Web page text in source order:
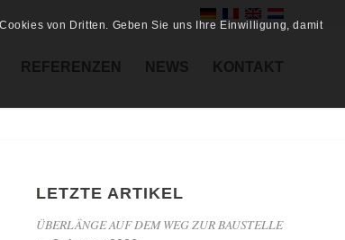
REFERENZEN NEWS KONTAKT
LETZTE ARTIKEL
ÜBERLÄNGE AUF DEM WEG ZUR BAUSTELLE
von Dritten. Geben Sie uns Ihre Einwilligung, damit